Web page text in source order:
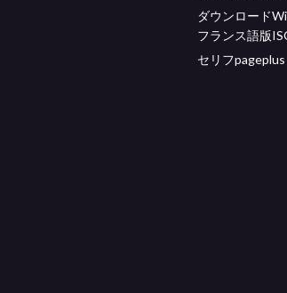
ダウンロード
フランス語版
セリフ